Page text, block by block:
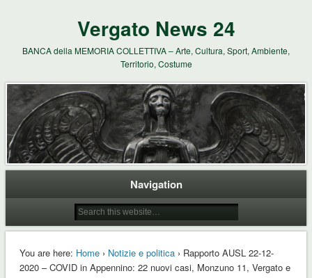
Vergato News 24
BANCA della MEMORIA COLLETTIVA – Arte, Cultura, Sport, Ambiente,
Territorio, Costume
Navigation
You are here: Home› Notizie e politica› Rapporto AUSL 22-12-
2020 – COVID in Appennino: 22 nuovi casi, Monzuno 11, Vergato e